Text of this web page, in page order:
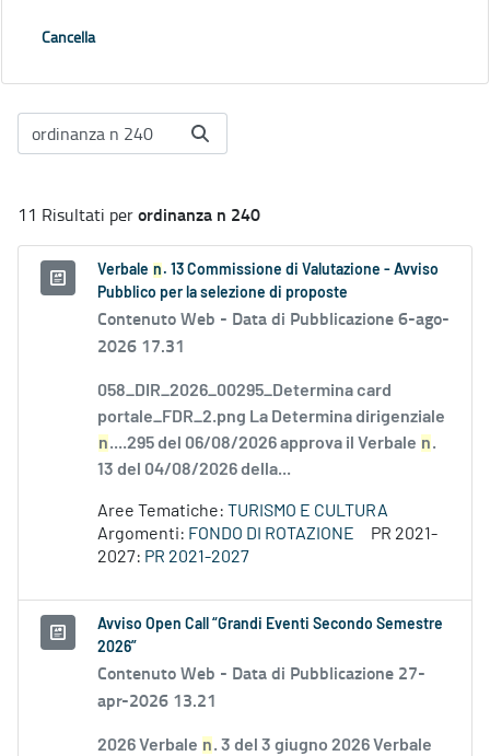
Cancella
11 Risultati perordinanza n 240
Verbale n . 13 Commissione di Valutazione - Avviso
Pubblico per la selezione di proposte
Contenuto Web - Data di Pubblicazione 6-ago-
2026 17.31
058_DIR_2026_00295_Determina card
portale_FDR_2.png La Determina dirigenziale
n....295 del 06/08/2026 approva il Verbale n.
13 del 04/08/2026 della...
Aree Tematiche: TURISMO E CULTURA
Argomenti: FONDO DI ROTAZIONE
PR 2021-
2027: PR 2021-2027
Avviso Open Call “Grandi Eventi Secondo Semestre
2026”
Contenuto Web - Data di Pubblicazione 27-
apr-2026 13.21
2026 Verbale n. 3 del 3 giugno 2026 Verbale